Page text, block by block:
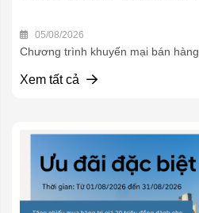
05/08/2026
Chương trình khuyến mại bán hàng
Xem tất cả